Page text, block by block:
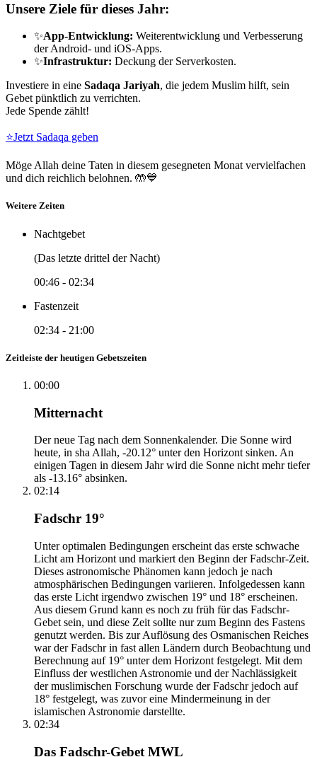
Unsere Ziele für dieses Jahr:
✨App-Entwicklung: Weiterentwicklung und Verbesserung
der Android- und iOS-Apps.
✨Infrastruktur: Deckung der Serverkosten.
Investiere in eine Sadaqa Jariyah, die jedem Muslim hilft, sein
Gebet pünktlich zu verrichten.
Jede Spende zählt!
⭐Jetzt Sadaqa geben
Möge Allah deine Taten in diesem gesegneten Monat vervielfachen
und dich reichlich belohnen. 🤲💙
Weitere Zeiten
Nachtgebet
(Das letzte drittel der Nacht)
00:46 - 02:34
Fastenzeit
02:34 - 21:00
Zeitleiste der heutigen Gebetszeiten
00:00
Mitternacht
Der neue Tag nach dem Sonnenkalender. Die Sonne wird
heute, in sha Allah, -20.12° unter den Horizont sinken. An
einigen Tagen in diesem Jahr wird die Sonne nicht mehr tiefer
als -13.16° absinken.
02:14
Fadschr 19°
Unter optimalen Bedingungen erscheint das erste schwache
Licht am Horizont und markiert den Beginn der Fadschr-Zeit.
Dieses astronomische Phänomen kann jedoch je nach
atmosphärischen Bedingungen variieren. Infolgedessen kann
das erste Licht irgendwo zwischen 19° und 18° erscheinen.
Aus diesem Grund kann es noch zu früh für das Fadschr-
Gebet sein, und diese Zeit sollte nur zum Beginn des Fastens
genutzt werden. Bis zur Auflösung des Osmanischen Reiches
war der Fadschr in fast allen Ländern durch Beobachtung und
Berechnung auf 19° unter dem Horizont festgelegt. Mit dem
Einfluss der westlichen Astronomie und der Nachlässigkeit
der muslimischen Forschung wurde der Fadschr jedoch auf
18° festgelegt, was zuvor eine Mindermeinung in der
islamischen Astronomie darstellte.
02:34
Das Fadschr-Gebet MWL